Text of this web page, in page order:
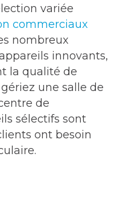
variée
commerciaux
nombreux
innovants,
la qualité de
une salle de
de
sélectifs sont
ont besoin